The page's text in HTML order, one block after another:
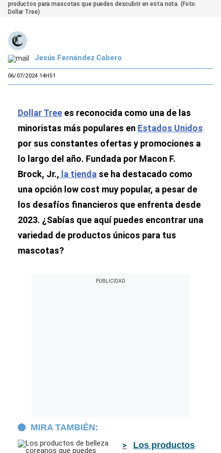
productos para mascotas que puedes descubrir en esta nota. (Foto:
Dollar Tree)
Jesús Fernández Cabero
06/07/2024 14H51
Dollar Tree es reconocida como una de las
minoristas más populares en Estados Unidos
por sus constantes ofertas y promociones a
lo largo del año. Fundada por Macon F.
Brock, Jr., la tienda se ha destacado como
una opción low cost muy popular, a pesar de
los desafíos financieros que enfrenta desde
2023. ¿Sabías que aquí puedes encontrar una
variedad de productos únicos para tus
mascotas?
MIRA TAMBIÉN:
Los productos